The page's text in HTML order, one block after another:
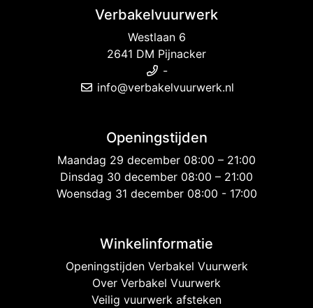
Verbakelvuurwerk
Westlaan 6
2641 DM Pijnacker
-
info@verbakelvuurwerk.nl
Openingstijden
Maandag 29 december 08:00 – 21:00
Dinsdag 30 december 08:00 – 21:00
Woensdag 31 december 08:00 - 17:00
Winkelinformatie
Openingstijden Verbakel Vuurwerk
Over Verbakel Vuurwerk
Veilig vuurwerk afsteken